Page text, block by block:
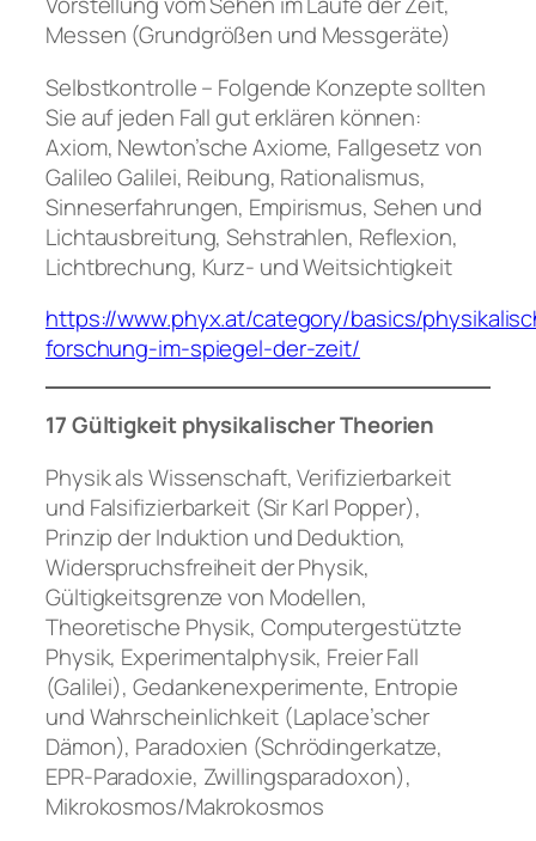
Messen (Grundgrößen und Messgeräte)
Selbstkontrolle – Folgende Konzepte sollten
Sie auf jeden Fall gut erklären können:
Axiom, Newton’sche Axiome, Fallgesetz von
Galileo Galilei, Reibung, Rationalismus,
Sinneserfahrungen, Empirismus, Sehen und
Lichtausbreitung, Sehstrahlen, Reflexion,
Lichtbrechung, Kurz- und Weitsichtigkeit
https://www.phyx.at/category/basics/
forschung-im-spiegel-der-zeit/
17 Gültigkeit physikalischer Theorien
Physik als Wissenschaft, Verifizierbarkeit
und Falsifizierbarkeit (Sir Karl Popper),
Prinzip der Induktion und Deduktion,
Widerspruchsfreiheit der Physik,
Gültigkeitsgrenze von Modellen,
Theoretische Physik, Computergestützte
Physik, Experimentalphysik, Freier Fall
(Galilei), Gedankenexperimente, Entropie
und Wahrscheinlichkeit (Laplace’scher
Dämon), Paradoxien (Schrödingerkatze,
EPR-Paradoxie, Zwillingsparadoxon),
Mikrokosmos/Makrokosmos